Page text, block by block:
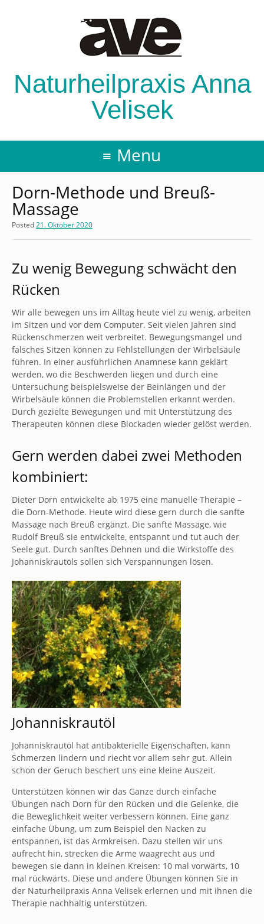
Naturheilpraxis Anna
Velisek
Menu
Dorn-Methode und Breuß-
Massage
Posted21. Oktober 2020
Zu wenig Bewegung schwächt den
Rücken
Wir alle bewegen uns im Alltag heute viel zu wenig, arbeiten
im Sitzen und vor dem Computer. Seit vielen Jahren sind
Rückenschmerzen weit verbreitet. Bewegungsmangel und
falsches Sitzen können zu Fehlstellungen der Wirbelsäule
führen. In einer ausführlichen Anamnese kann geklärt
werden, wo die Beschwerden liegen und durch eine
Untersuchung beispielsweise der Beinlängen und der
Wirbelsäule können die Problemstellen erkannt werden.
Durch gezielte Bewegungen und mit Unterstützung des
Therapeuten können diese Blockaden wieder gelöst werden.
Gern werden dabei zwei Methoden
kombiniert:
Dieter Dorn entwickelte ab 1975 eine manuelle Therapie –
die Dorn-Methode. Heute wird diese gern durch die sanfte
Massage nach Breuß ergänzt. Die sanfte Massage, wie
Rudolf Breuß sie entwickelte, entspannt und tut auch der
Seele gut. Durch sanftes Dehnen und die Wirkstoffe des
Johanniskrautöls sollen sich Verspannungen lösen.
Johanniskrautöl
Johanniskrautöl hat antibakterielle Eigenschaften, kann
Schmerzen lindern und riecht vor allem sehr gut. Allein
schon der Geruch beschert uns eine kleine Auszeit.
Unterstützen können wir das Ganze durch einfache
Übungen nach Dorn für den Rücken und die Gelenke, die
die Beweglichkeit weiter verbessern können. Eine ganz
einfache Übung, um zum Beispiel den Nacken zu
entspannen, ist das Armkreisen. Dazu stellen wir uns
aufrecht hin, strecken die Arme waagrecht aus und
bewegen sie dann in kleinen Kreisen: 10 mal vorwärts, 10
mal rückwärts. Diese und andere Übungen können Sie in
der Naturheilpraxis Anna Velisek erlernen und mit ihnen die
Therapie nachhaltig unterstützen.